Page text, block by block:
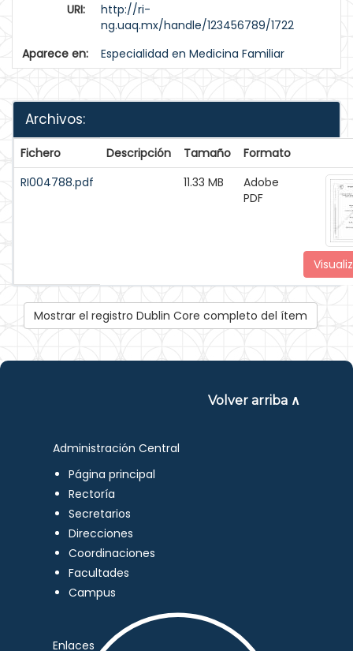
URI:
http://ri-
ng.uaq.mx/handle/123456789/1722
Aparece en:
Especialidad en Medicina Familiar
Archivos:
Fichero Descripción Tamaño
Formato
RI004788.pdf
11.33 MB
Adobe
PDF
Mostrar el registro Dublin Core completo del ítem
Volver arriba ∧
Administración Central
Página principal
Rectoría
Secretarios
Direcciones
Coordinaciones
Facultades
Campus
Enlaces